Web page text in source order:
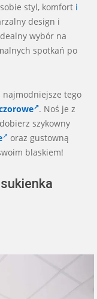
styl, komfort i
design i
wybór na
spotkań po
tego
. Noś je z
szykowny
oraz gustowną
blaskiem!